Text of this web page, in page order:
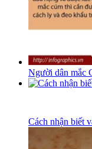
Người dân mắc
Cách nhận biết